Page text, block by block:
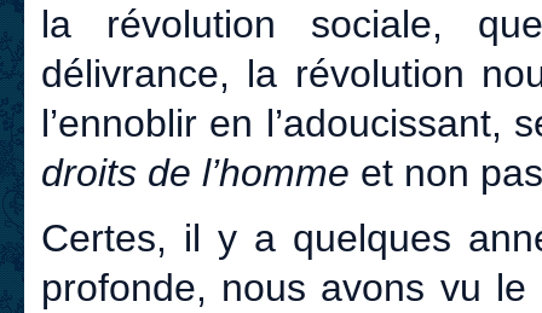
la révolution sociale,
délivrance, la révolution
l’ennoblir en l’adoucissant,
droits de l’homme et non
Certes, il y a quelques
profonde, nous avons vu